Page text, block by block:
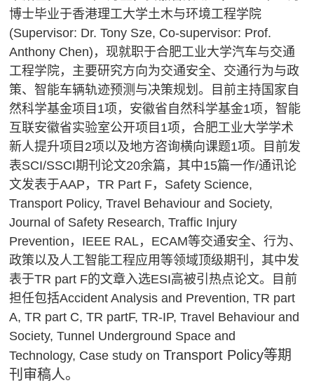
博士毕业于香港理工大学土木与环境工程学院
(Supervisor: Dr. Tony Sze, Co-supervisor: Prof.
Anthony Chen)，现就职于合肥工业大学汽车与交通
工程学院，主要研究方向为交通安全、交通行为与政
策、智能车辆轨迹预测与决策规划。目前主持国家自
然科学基金项目1项，安徽省自然科学基金1项，智能
互联安徽省实验室公开项目1项，合肥工业大学学术
新人提升项目2项以及地方咨询横向课题1项。目前发
表SCI/SSCI期刊论文20余篇，其中15篇一作/通讯论
文发表于AAP，TR Part F，Safety Science,
Transport Policy, Travel Behaviour and Society,
Journal of Safety Research, Traffic Injury
Prevention，IEEE RAL，ECAM等交通安全、行为、
政策以及人工智能工程应用等领域顶级期刊，其中发
表于TR part F的文章入选ESI高被引热点论文。目前
担任包括Accident Analysis and Prevention, TR part
A, TR part C, TR partF, TR-IP, Travel Behaviour and
Society, Tunnel Underground Space and
Technology, Case study onTransport Policy等期
刊审稿人。